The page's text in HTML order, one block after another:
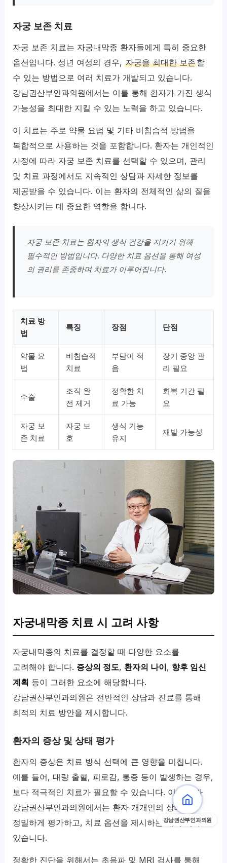
자궁 보존 치료
자궁 보존 치료는 자궁내막종 환자들에게 특히 중요한
옵션입니다. 성년 여성의 경우,자궁을 최대한 보존할
수 있는 방법으로 여러 치료가 개발되고 있습니다.
강남권산부인과의원에서는 이를 통해 환자가 가진 생식
가능성을 최대한 지킬 수 있는 노력을 하고 있습니다.
이 치료는 주로 약물 요법 및 기타 비침습적 방법을
복합적으로 사용하는 것을 포함합니다. 환자는 개인적인
사정에 따라 자궁 보존 치료를 선택할 수 있으며, 관리
및 치료 과정에서도 지속적인 상담과 자세한 정보를
제공받을 수 있습니다. 이는 환자의 전체적인 삶의 질을
향상시키는 데 중요한 역할을 합니다.
자궁 보존 치료는 환자의 생식 건강을 지키기 위해
필수적인 방법입니다. 다양한 치료 옵션을 통해 여성
의 권리를 존중하며 치료가 이루어집니다.
치료 방
법
특징 장점 단점
약물 요
법
비침습적
치료
부담이 적
음
장기 중앙 관
리 필요
수술
조직 완
전 제거
정확한 치
료 가능
회복 기간 필
요
자궁 보
존 치료
자궁 보
호
생식 기능
유지
재발 가능성
자궁내막종 치료 시 고려 사항
자궁내막종의 치료를 결정할 때 다양한 요소를
고려해야 합니다. 증상의 정도, 환자의 나이, 향후 임신
계획 등이 그러한 요소에 해당합니다.
강남권산부인과의원은 전반적인 상담과 진료를 통해
최적의 치료 방안을 제시합니다.
환자의 증상 및 상태 평가
환자의 증상은 치료 방식 선택에 큰 영향을 미칩니다.
예를 들어, 대량 출혈, 피로감, 통증 등이 발생하는 경우,
보다 적극적인 치료가 필요할 수 있습니다. 이에 따라
강남권산부인과의원에서는 환자 개개인의 상태를
정밀하게 평가하고, 치료 옵션을 제시하는 데 주력하고
있습니다.
정확한 진단을 위해서는 초음파 및 MRI 검사를 통해
강남권산부인과의원